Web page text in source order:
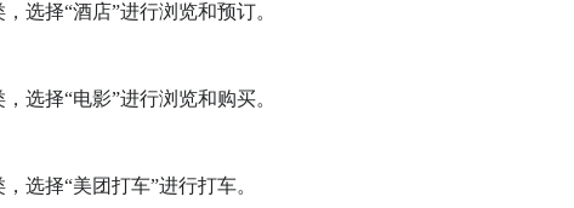
选择“酒店”进行浏览和预订。
选择“电影”进行浏览和购买。
选择“美团打车”进行打车。